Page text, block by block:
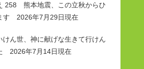
258 熊本地震、この立秋からひ
す 2026年7月29日現在
けん世、神に献げな生きて行けん
2026年7月14日現在